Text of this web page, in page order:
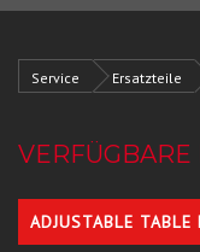
Service Ersatzteile
VERFÜGBARE
ADJUSTABLE